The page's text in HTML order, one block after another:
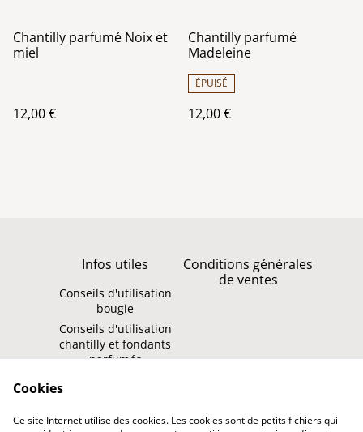
Chantilly parfumé Noix et
miel
12,00 €
Chantilly parfumé
Madeleine
ÉPUISÉ
12,00 €
Infos utiles
Conseils d'utilisation
bougie
Conseils d'utilisation
chantilly et fondants
parfumés
Conditions générales
de ventes
Politique de cookies
Cookies
Ce site Internet utilise des cookies. Les cookies sont de petits fichiers qui